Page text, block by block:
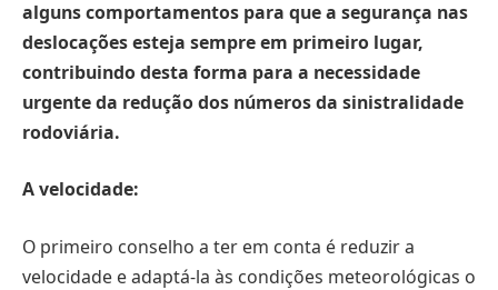
alguns comportamentos para que a segurança nas
deslocações esteja sempre em primeiro lugar,
contribuindo desta forma para a necessidade
urgente da redução dos números da sinistralidade
rodoviária.
A velocidade:
O primeiro conselho a ter em conta é reduzir a
velocidade e adaptá-la às condições meteorológicas o